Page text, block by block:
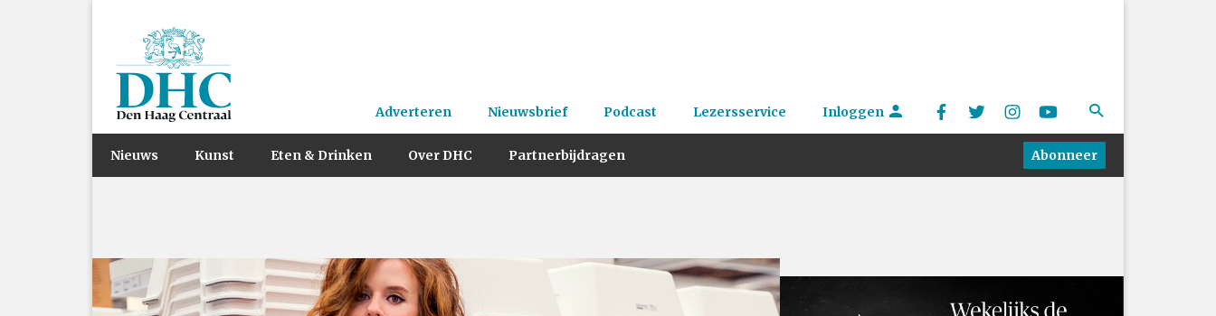
Adverteren Nieuwsbrief Podcast Lezersservice Inloggen
Nieuws Kunst Eten & Drinken Over DHC Partnerbijdragen Abonneer